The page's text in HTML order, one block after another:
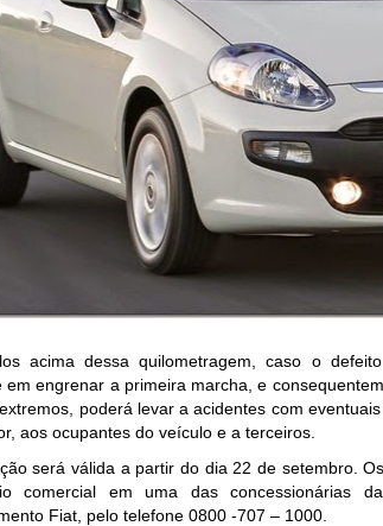
acima dessa quilometragem, caso o
em engrenar a primeira marcha, e
poderá levar a acidentes com
aos ocupantes do veículo e a terceiros.
será válida a partir do dia 22 de setembro.
comercial em uma das concessionárias
Fiat, pelo telefone 0800 -707 – 1000.